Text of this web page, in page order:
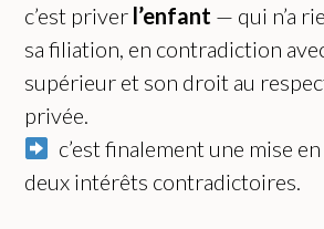
c’est priver l’enfant — qui n’a
sa filiation, en contradiction
supérieur et son droit au
privée.
c’est finalement une mise
deux intérêts contradictoires.